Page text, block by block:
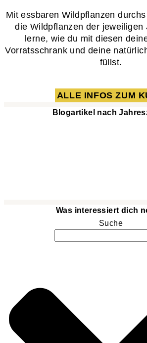
Mit essbaren Wildpflanzen
die Wildpflanzen der jeweiligen
lerne, wie du mit diesen
Vorratsschrank und deine
füllst.
ALLE INFOS ZUM
Blogartikel nach
Was interessiert dich
Suche